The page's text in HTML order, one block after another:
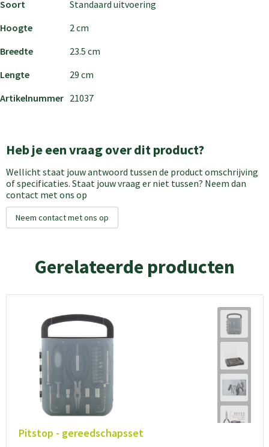
Soort
Standaard uitvoering
Hoogte
2 cm
Breedte
23.5 cm
Lengte
29 cm
Artikelnummer 21037
Heb je een vraag over dit product?
Wellicht staat jouw antwoord tussen de product omschrijving
of specificaties. Staat jouw vraag er niet tussen? Neem dan
contact met ons op
Neem contact met ons op
Gerelateerde producten
Pitstop - gereedschapsset